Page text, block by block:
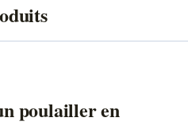
poulailler en